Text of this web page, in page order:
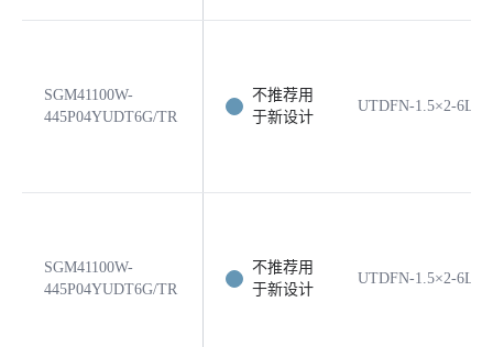
SGM41100W-
445P04YUDT6G/TR
不推荐用
于新设计
UTDFN-1.5×2-6L
SGM41100W-
445P04YUDT6G/TR
不推荐用
于新设计
UTDFN-1.5×2-6L